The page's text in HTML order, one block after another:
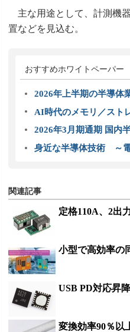
主な用途として、計測機
置などを見込む。
おすすめホワイトペーパー
2026年上半期の半導
AI時代のメモリ／スト
2026年3月期通期 国内
身近な半導体技術 ～
関連記事
定格110A、2出
小型で高効率の
USB PD対応昇
変換効率90％以